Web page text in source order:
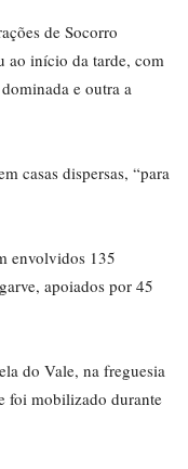
de Socorro
ao início da tarde, com
e outra a
casas dispersas, “para
envolvidos 135
apoiados por 45
do Vale, na freguesia
foi mobilizado durante